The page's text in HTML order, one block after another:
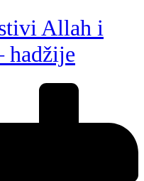
Allah i
hadžije